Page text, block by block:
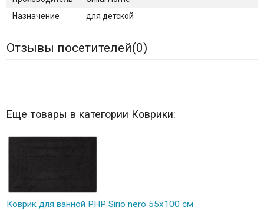
Назначение
для детской
Отзывы посетителей(0)
Еще товары в категории Коврики:
Коврик для ванной PHP Sirio nero 55x100 см